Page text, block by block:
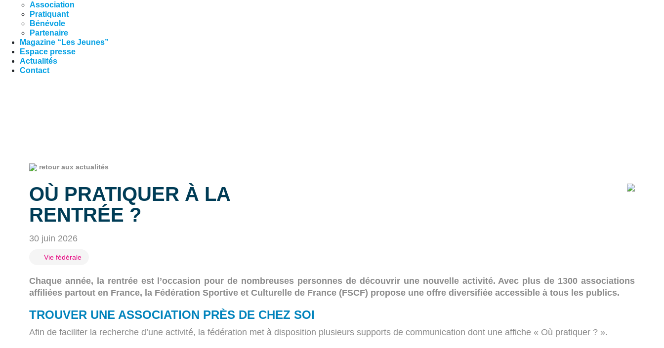
Association
Pratiquant
Bénévole
Partenaire
Magazine “Les Jeunes”
Espace presse
Actualités
Contact
retour aux actualités
OÙ PRATIQUER À LA
RENTRÉE ?
30 juin 2026
Vie fédérale
Chaque année, la rentrée est l’occasion pour de nombreuses personnes de découvrir une nouvelle activité. Avec plus de 1300 associations
affiliées partout en France, la Fédération Sportive et Culturelle de France (FSCF) propose une offre diversifiée accessible à tous les publics.
TROUVER UNE ASSOCIATION PRÈS DE CHEZ SOI
Afin de faciliter la recherche d’une activité, la fédération met à disposition plusieurs supports de communication dont une affiche « Où pratiquer ? ».